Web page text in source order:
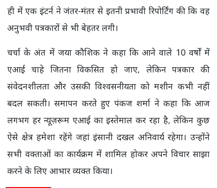
ही में एक इंटर्न ने जंतर-मंतर से इतनी प्रभावी रिपोर्टिंग की कि वह
अनुभवी पत्रकारों से भी बेहतर लगी।
चर्चा के अंत में जया कौशिक ने कहा कि आने वाले 10 वर्षों में
एआई चाहे जितना विकसित हो जाए, लेकिन पत्रकार की
संवेदनशीलता और उसकी विश्वसनीयता को मशीन कभी नहीं
बदल सकती। समापन करते हुए पंकज शर्मा ने कहा कि आज
लगभग हर न्यूज़रूम एआई का इस्तेमाल कर रहा है, लेकिन कुछ
ऐसे क्षेत्र हमेशा रहेंगे जहां इंसानी दखल अनिवार्य रहेगा। उन्होंने
सभी वक्ताओं का कार्यक्रम में शामिल होकर अपने विचार साझा
करने के लिए आभार व्यक्त किया।